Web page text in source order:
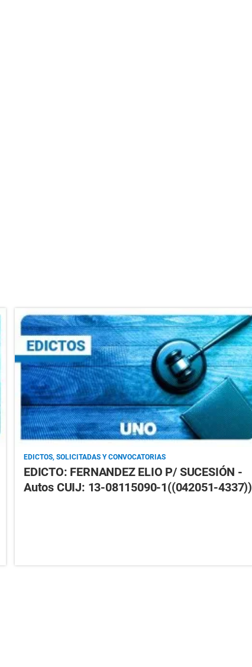
EDICTOS, SOLICITADAS Y CONVOCATORIAS
EDICTO: FERNANDEZ ELIO P/ SUCESIÓN -
Autos CUIJ: 13-08115090-1((042051-4337))